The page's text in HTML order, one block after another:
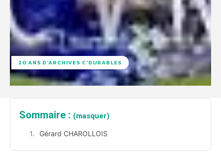
20 ANS D'ARCHIVES C'DURABLES
Sommaire : (masquer)
Gérard CHAROLLOIS